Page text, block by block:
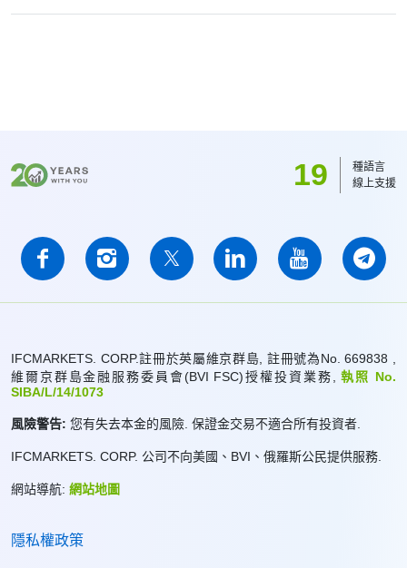
19
種語言
線上支援
IFCMARKETS. CORP.註冊於英屬維京群島, 註冊號為No. 669838 ,
維爾京群島金融服務委員會(BVI FSC)授權投資業務,執照 No.
SIBA/L/14/1073
風險警告: 您有失去本金的風險. 保證金交易不適合所有投資者.
IFCMARKETS. CORP. 公司不向美國、BVI、俄羅斯公民提供服務.
網站導航: 網站地圖
隱私權政策